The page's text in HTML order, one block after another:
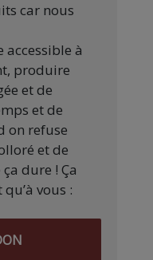
car nous
à
produire
et de
et de
on refuse
et de
dure ! Ça
vous :